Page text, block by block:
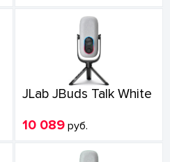
JLab JBuds Talk White
10 089 руб.